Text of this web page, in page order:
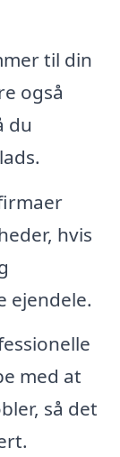
til din
også
du
hvis
ejendele.
med at
så det